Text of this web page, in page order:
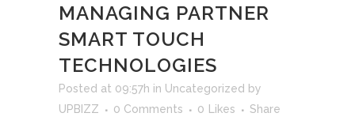
MANAGING PARTNER
SMART TOUCH
TECHNOLOGIES
Posted at 09:57h in Uncategorized by
UPBIZZ
0 Comments 0 Likes Share